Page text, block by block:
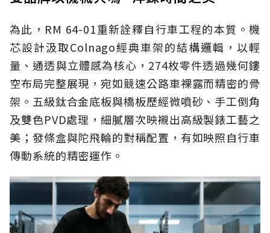
為此，RM 64-01重新詮釋自行車工程的本質。機
芯設計汲取Colnago經典車架的結構邏輯，以輕
量、通透與立體感為核心，274枚零件透過幾何鏤
空布局完整展現，宛如競速公路車裸露而精密的骨
架。五級鈦合金底板與橋板歷經微噴砂、手工倒角
及雙色PVD處理，細膩層次映襯出高級製錶工藝之
美；發條盒與陀飛輪的對稱配置，有如映照自行車
傳動系統的精密運作。